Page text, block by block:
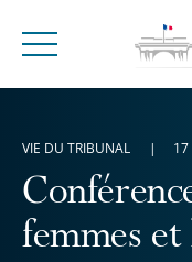
Menu
femmes et
VIE DU TRIBUNAL 17